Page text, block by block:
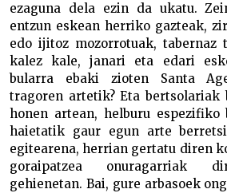
ezaguna dela ezin da ukatu.
entzun eskean herriko gazteak,
edo ijitoz mozorrotuak, tabernaz
kalez kale, janari eta edari
bularra ebaki zioten Santa
tragoren artetik? Eta bertsolariak
honen artean, helburu
haietatik gaur egun arte
egitearena, herrian gertatu diren
goraipatzea onuragarriak
gehienetan. Bai, gure arbasoek